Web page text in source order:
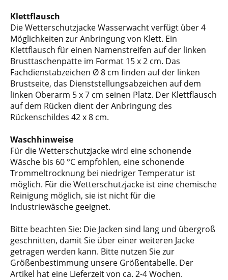
Klettflausch
Die Wetterschutzjacke Wasserwacht verfügt über 4
Möglichkeiten zur Anbringung von Klett. Ein
Klettflausch für einen Namenstreifen auf der linken
Brusttaschenpatte im Format 15 x 2 cm. Das
Fachdienstabzeichen Ø 8 cm finden auf der linken
Brustseite, das Dienststellungsabzeichen auf dem
linken Oberarm 5 x 7 cm seinen Platz. Der Klettflausch
auf dem Rücken dient der Anbringung des
Rückenschildes 42 x 8 cm.
Waschhinweise
Für die Wetterschutzjacke wird eine schonende
Wäsche bis 60 °C empfohlen, eine schonende
Trommeltrocknung bei niedriger Temperatur ist
möglich. Für die Wetterschutzjacke ist eine chemische
Reinigung möglich, sie ist nicht für die
Industriewäsche geeignet.
Bitte beachten Sie: Die Jacken sind lang und übergroß
geschnitten, damit Sie über einer weiteren Jacke
getragen werden kann. Bitte nutzen Sie zur
Größenbestimmung unsere Größentabelle. Der
Artikel hat eine Lieferzeit von ca. 2-4 Wochen.